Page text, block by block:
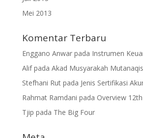
Mei 2013
Komentar Terbaru
Enggano Anwarpada Instrumen
Alifpada Akad Musyarakah
Stefhani Rutpada Jenis Sertifikasi
Rahmat Ramdani pada Overview
Tjip pada The Big Four